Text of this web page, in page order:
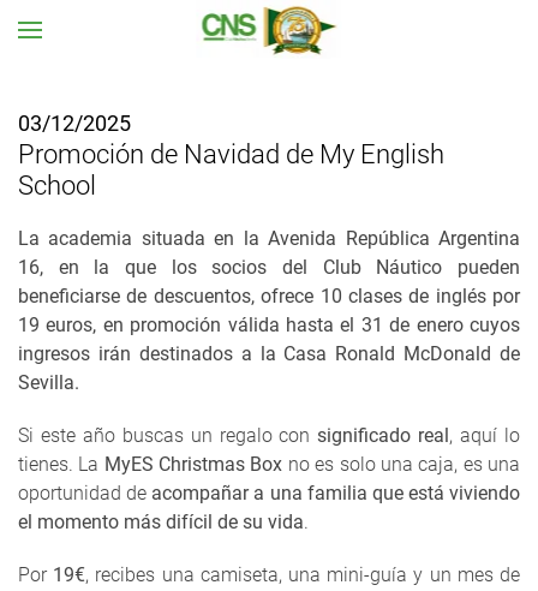
03/12/2025
Promoción de Navidad de My English
School
La academia situada en la Avenida República Argentina
16, en la que los socios del Club Náutico pueden
beneficiarse de descuentos, ofrece 10 clases de inglés por
19 euros, en promoción válida hasta el 31 de enero cuyos
ingresos irán destinados a la Casa Ronald McDonald de
Sevilla.
Si este año buscas un regalo consignificado real, aquí lo
tienes. La MyES Christmas Box no es solo una caja, es una
oportunidad de acompañar a una familia que está viviendo
el momento más difícil de su vida.
Por 19€, recibes una camiseta, una mini-guía y un mes de